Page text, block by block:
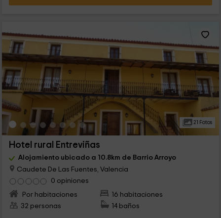
21 Fotos
Hotel rural Entreviñas
Alojamiento ubicado a 10.8km de Barrio Arroyo
Caudete De Las Fuentes, Valencia
0 opiniones
Por habitaciones
16 habitaciones
32 personas
14 baños